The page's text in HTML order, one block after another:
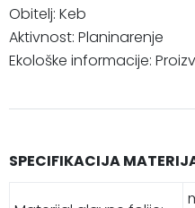
Obitelj: Keb
Aktivnost: Planinarenje
Ekološke informacije:
SPECIFIKACIJA